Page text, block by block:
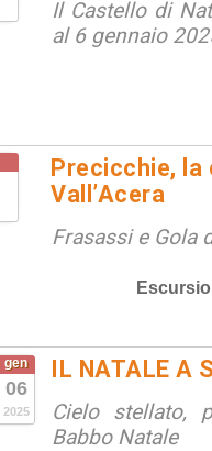
Il Castello di
al 6 gennaio
Precicchie, la
Vall’Acera
Frasassi e Gola
gen
06
2025
IL NATALE A
Cielo stellato,
Babbo Natale